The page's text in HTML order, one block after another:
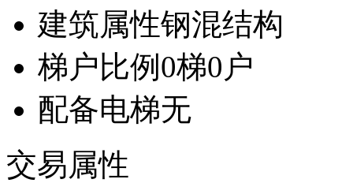
建筑属性钢混结构
梯户比例 0梯0户
配备电梯无
交易属性